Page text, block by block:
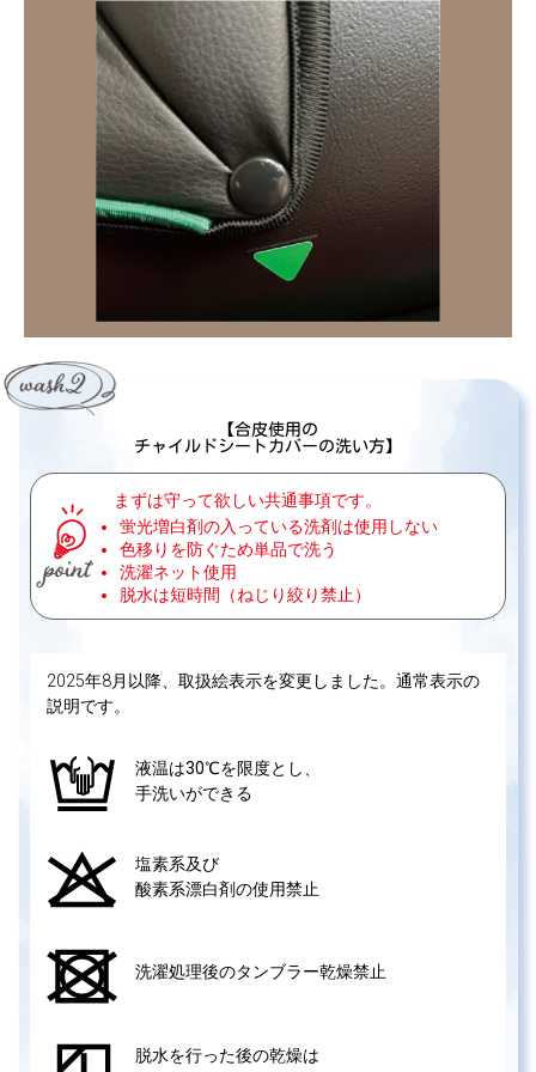
【合皮使用の
チャイルドシートカバーの洗い方】
まずは守って欲しい共通事項です。
蛍光増白剤の入っている洗剤は使用しない
色移りを防ぐため単品で洗う
洗濯ネット使用
脱水は短時間（ねじり絞り禁止）
2025年8月以降、取扱絵表示を変更しました。通常表示の
説明です。
液温は30℃を限度とし、
手洗いができる
塩素系及び
酸素系漂白剤の使用禁止
洗濯処理後のタンブラー乾燥禁止
脱水を行った後の乾燥は